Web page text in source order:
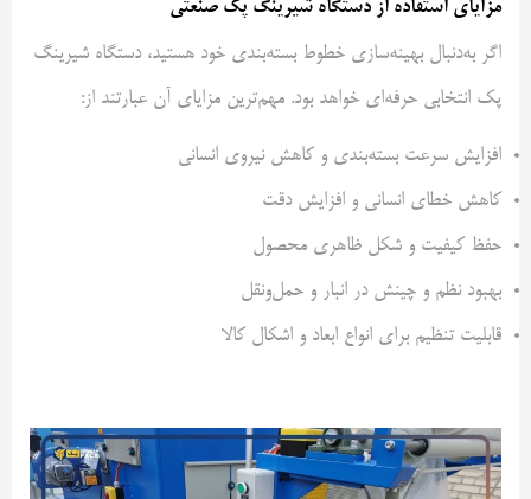
مزایای استفاده از دستگاه شیرینگ پک صنعتی
اگر به‌دنبال بهینه‌سازی خطوط بسته‌بندی خود هستید، دستگاه شیرینگ
پک انتخابی حرفه‌ای خواهد بود. مهم‌ترین مزایای آن عبارتند از:
افزایش سرعت بسته‌بندی و کاهش نیروی انسانی
کاهش خطای انسانی و افزایش دقت
حفظ کیفیت و شکل ظاهری محصول
بهبود نظم و چینش در انبار و حمل‌ونقل
قابلیت تنظیم برای انواع ابعاد و اشکال کالا